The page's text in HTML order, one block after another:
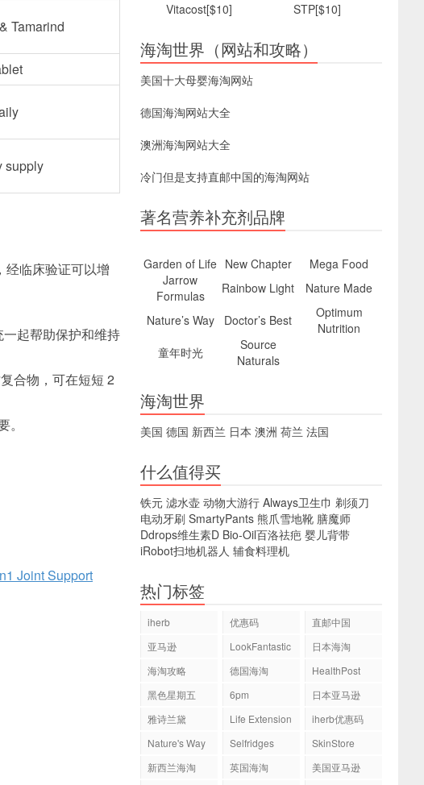
Tamarind
supply
经临床验证可以增
起帮助保护和维持
合物，可在短短 2
Joint Support
Vitacost[$10] STP[$10]
海淘世界（网站和攻略）
美国十大母婴海淘网站
德国海淘网站大全
澳洲海淘网站大全
冷门但是支持直邮中国的海淘网站
著名营养补充剂品牌
Garden of Life New Chapter
Mega Food
Jarrow
Formulas
Rainbow Light
Nature Made
Nature’s Way
Doctor’s Best
Optimum
Nutrition
童年时光
Source
Naturals
海淘世界
美国 德国 新西兰 日本 澳洲 荷兰 法国
什么值得买
铁元 滤水壶 动物大游行 Always卫生巾 剃须刀
电动牙刷 SmartyPants 熊爪雪地靴 膳魔师
Ddrops维生素D Bio-Oil百洛祛疤 婴儿背带
iRobot扫地机器人 辅食料理机
热门标签
iherb 优惠码
直邮中国
亚马逊
LookFantastic
日本海淘
海淘攻略
德国海淘
HealthPost
黑色星期五
6pm
日本亚马逊
雅诗兰黛
Life Extension
iherb优惠码
Nature's Way
Selfridges
SkinStore
新西兰海淘
英国海淘
美国亚马逊